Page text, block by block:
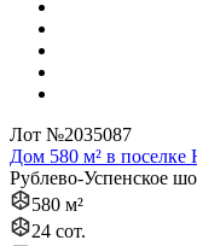
Лот №2035087
Дом 580 м² в поселке
Рублево-Успенское
580 м²
24 сот.